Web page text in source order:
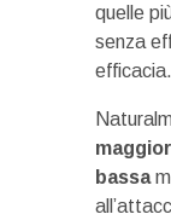
quelle
senza
efficacia.
bassa